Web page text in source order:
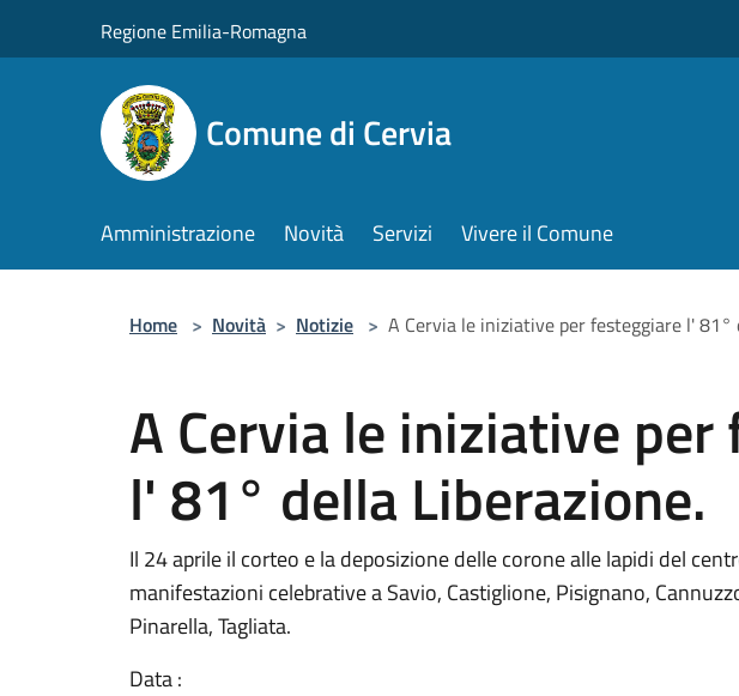
Regione Emilia-Romagna
Comune di Cervia
Amministrazione Novità Servizi Vivere il Comune
Home > Novità > Notizie > A Cervia le iniziative per festeggiare l' 81°
A Cervia le iniziative
l' 81° della Liberazione.
Il 24 aprile il corteo e la deposizione delle corone alle lapidi del
manifestazioni celebrative a Savio, Castiglione, Pisignano,
Pinarella, Tagliata.
Data :